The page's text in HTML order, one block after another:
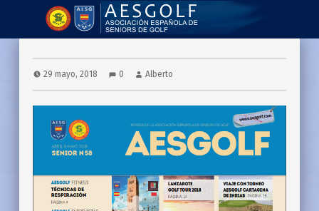
Asociación Española de Seniors de Golf
29 mayo, 2018 0 Alberto